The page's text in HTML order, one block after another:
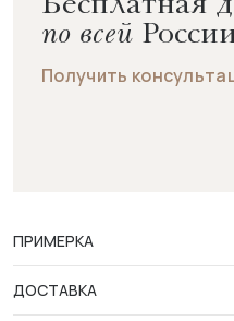
Бесплатная
по всей
Получить
ПРИМЕРКА
ДОСТАВКА